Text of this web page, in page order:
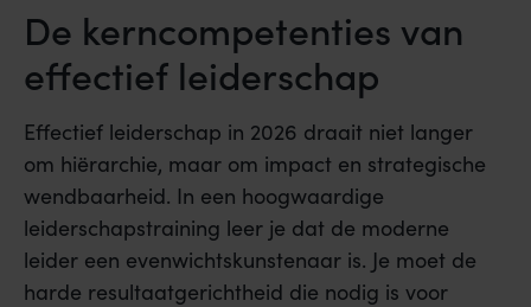
De kerncompetenties van
effectief leiderschap
Effectief leiderschap in 2026 draait niet langer
om hiërarchie, maar om impact en strategische
wendbaarheid. In een hoogwaardige
leiderschapstraining leer je dat de moderne
leider een evenwichtskunstenaar is. Je moet de
harde resultaatgerichtheid die nodig is voor